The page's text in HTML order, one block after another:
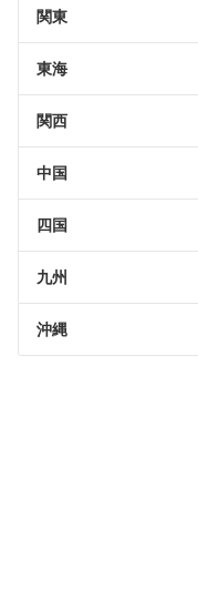
関東
東海
関西
中国
四国
九州
沖縄